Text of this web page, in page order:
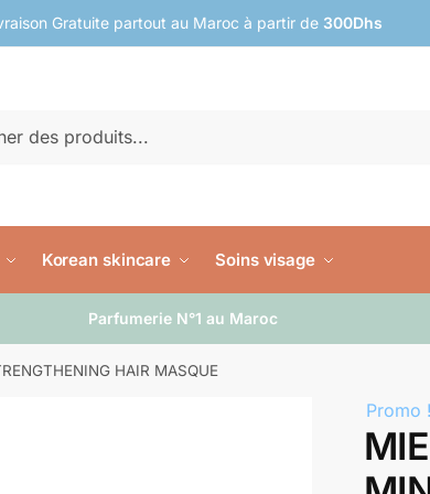
Gratuite partout au Maroc à partir de 300Dhs
Korean skincare Soins visage
Parfumerie N°1 au Maroc
HAIR MASQUE
Promo